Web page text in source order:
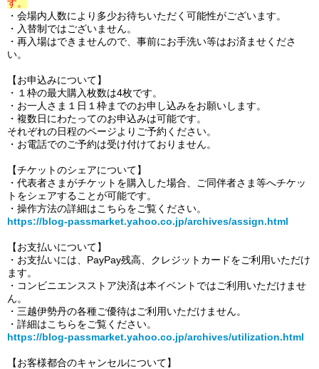
す。
・会場内人数により多少お待ちいただく可能性がございます。
・入替制ではございません。
・再入場はできませんので、事前にお手洗い等はお済ませくださ
い。
【お申込みについて】
・１枠の最大購入枚数は4枚です。
・お一人さま１日１枠までのお申し込みをお願いします。
・複数日にわたってのお申込みは可能です。
それぞれの日程のページよりご予約ください。
・お電話でのご予約は受け付けておりません。
【チケットのシェアについて】
・代表者さまがチケットを購入した場合、ご同伴者さま等へチケッ
トをシェアすることが可能です。
・操作方法の詳細はこちらをご覧ください。
https://blog-passmarket.yahoo.co.jp/archives/assign.html
【お支払いについて】
・お支払いには、PayPay残高、クレジットカードをご利用いただけ
ます。
・コンビニエンスストア決済は本イベントではご利用いただけませ
ん。
・三越伊勢丹の各種ご優待はご利用いただけません。
・詳細はこちらをご覧ください。
https://blog-passmarket.yahoo.co.jp/archives/utilization.html
【お客様都合のキャンセルについて】